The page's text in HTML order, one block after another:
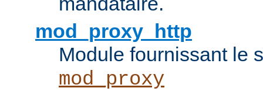
mod_proxy_http
Module fournissant le
mod_proxy